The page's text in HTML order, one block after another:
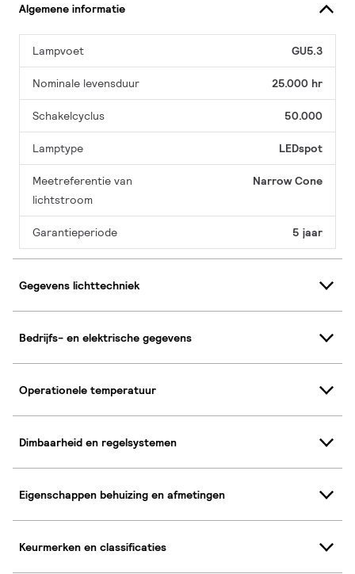
Algemene informatie
Lampvoet GU5.3
Nominale levensduur 25.000 hr
Schakelcyclus 50.000
Lamptype LEDspot
Meetreferentie van
lichtstroom
Narrow Cone
Garantieperiode 5 jaar
Gegevens lichttechniek
Bedrijfs- en elektrische gegevens
Operationele temperatuur
Dimbaarheid en regelsystemen
Eigenschappen behuizing en afmetingen
Keurmerken en classificaties